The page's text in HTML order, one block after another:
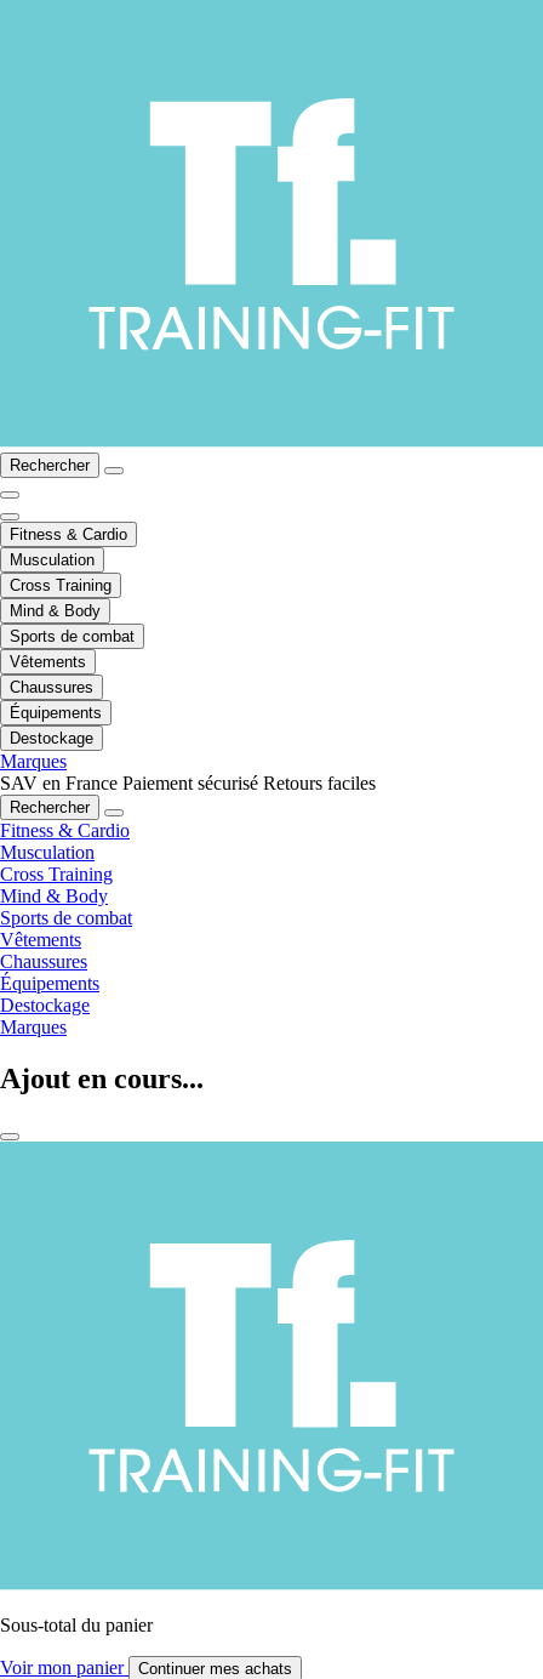
Rechercher
Fitness & Cardio
Musculation
Cross Training
Mind & Body
Sports de combat
Vêtements
Chaussures
Équipements
Destockage
Marques
SAV en France Paiement sécurisé Retours faciles
Rechercher
Fitness & Cardio
Musculation
Cross Training
Mind & Body
Sports de combat
Vêtements
Chaussures
Équipements
Destockage
Marques
Ajout en cours...
Sous-total du panier
Voir mon panier Continuer mes achats